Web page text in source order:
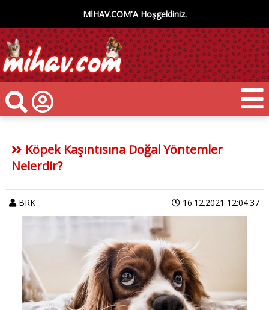
MİHAV.COM'A Hoşgeldiniz.
Köpek Kaşıntısına Doğal Yöntemler
Nelerdir?
BRK 16.12.2021 12:04:37